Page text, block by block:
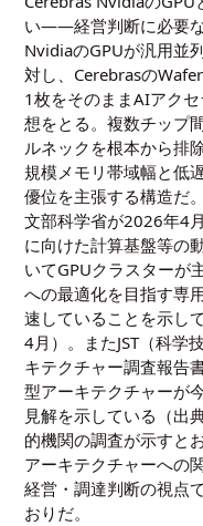
い——経営判断に必要
NvidiaのGPUが汎用並
対し、Cerebrasの
1枚をそのままAIアク
想をとる。複数チップ
ルネックを根本から排
規模メモリ帯域幅と低
優位を主張する構造だ。
文部科学省が2026年4
に向けた計算基盤等の
いてGPUクラスターが
への最適化を目指す専
速していることを示し
4月 ）。またJST（科学
キテクチャー調査報告
型アーキテクチャーが
見解を示している（出
的機関の調査が示すと
アーキテクチャーへの
経営・調達判断の視点
おりだ。